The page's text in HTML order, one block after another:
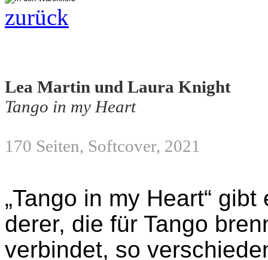
zurück
Lea Martin und Laura Knight
Tango in my Heart
170 Seiten, Softcover, 2021
„Tango in my Heart“
derer, die für Tango
verbindet, so